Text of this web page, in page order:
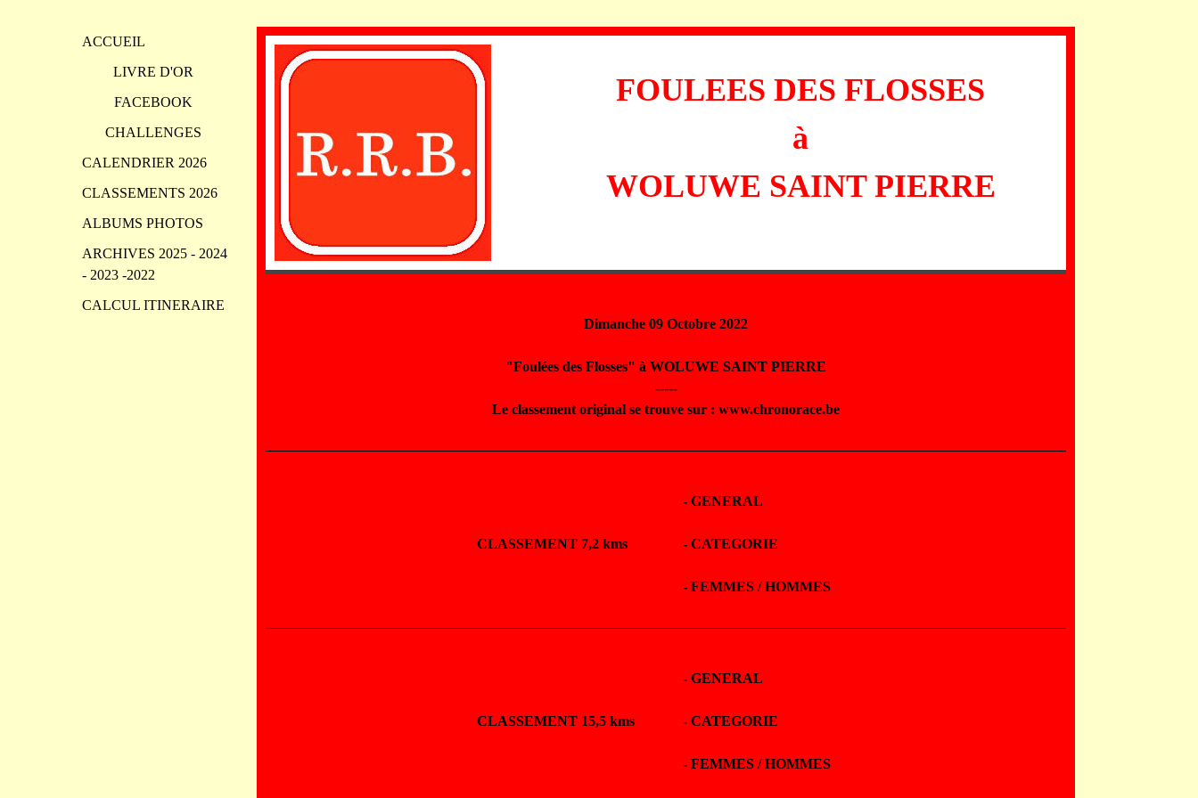
ACCUEIL
LIVRE D'OR
FACEBOOK
CHALLENGES
CALENDRIER 2026
CLASSEMENTS 2026
ALBUMS PHOTOS
ARCHIVES 2025 - 2024
- 2023 -2022
CALCUL ITINERAIRE
FOULEES DES FLOSSES
à
WOLUWE SAINT PIERRE
Dimanche 09 Octobre 2022
"Foulées des Flosses" à WOLUWE SAINT PIERRE
-----
Le classement original se trouve sur : www.chronorace.be
CLASSEMENT 7,2 kms
- GENERAL
- CATEGORIE
- FEMMES / HOMMES
CLASSEMENT 15,5 kms
- GENERAL
- CATEGORIE
- FEMMES / HOMMES